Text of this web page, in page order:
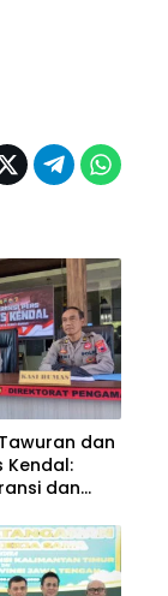
dan
Kendal:
dan